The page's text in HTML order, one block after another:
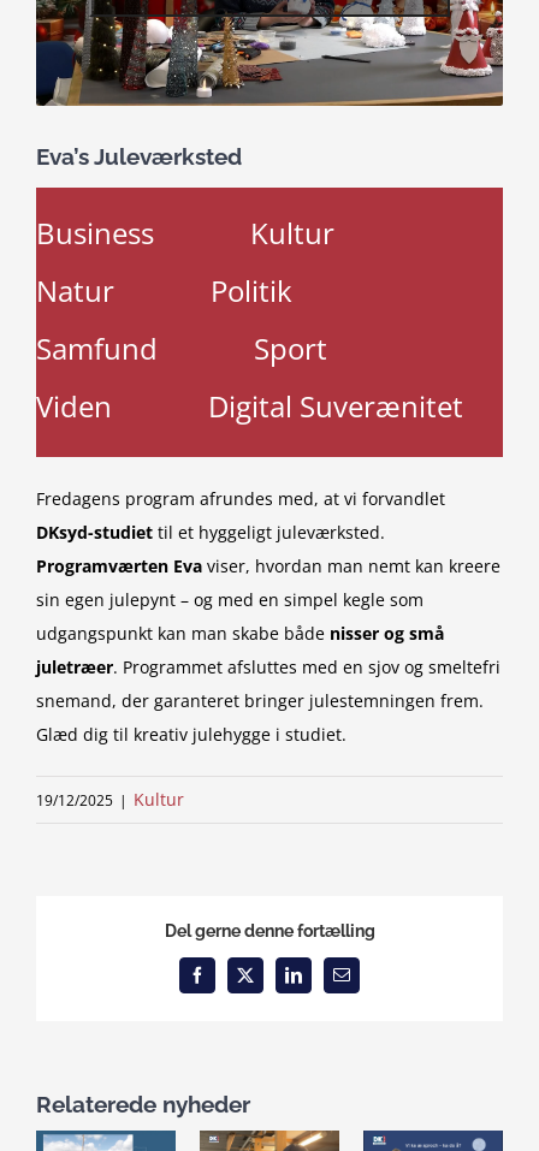
Eva’s Juleværksted
Business
Kultur
Natur
Politik
Samfund
Sport
Viden
Digital Suverænitet
Fredagens program afrundes med, at vi forvandlet
DKsyd-studiet til et hyggeligt juleværksted.
Programværten Eva viser, hvordan man nemt kan kreere
sin egen julepynt – og med en simpel kegle som
udgangspunkt kan man skabe både nisser og små
juletræer. Programmet afsluttes med en sjov og smeltefri
snemand, der garanteret bringer julestemningen frem.
Glæd dig til kreativ julehygge i studiet.
19/12/2025 | Kultur
Del gerne denne fortælling
Facebook
X LinkedInEmail
Relaterede nyheder